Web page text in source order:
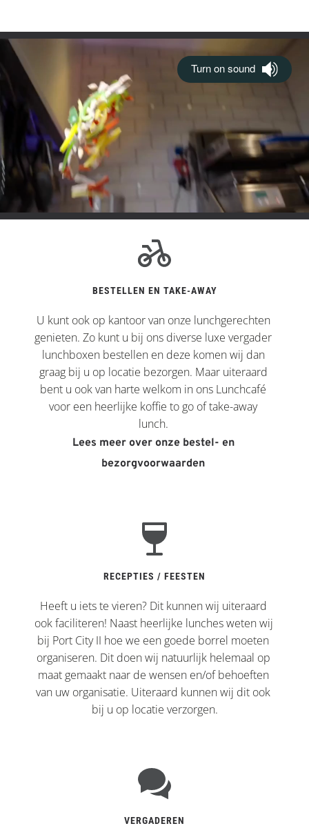
BESTELLEN EN TAKE-AWAY
U kunt ook op kantoor van onze lunchgerechten
genieten. Zo kunt u bij ons diverse luxe vergader
lunchboxen bestellen en deze komen wij dan
graag bij u op locatie bezorgen. Maar uiteraard
bent u ook van harte welkom in ons Lunchcafé
voor een heerlijke koffie to go of take-away
lunch.
Lees meer over onze bestel- en
bezorgvoorwaarden
RECEPTIES / FEESTEN
Heeft u iets te vieren? Dit kunnen wij uiteraard
ook faciliteren! Naast heerlijke lunches weten wij
bij Port City II hoe we een goede borrel moeten
organiseren. Dit doen wij natuurlijk helemaal op
maat gemaakt naar de wensen en/of behoeften
van uw organisatie. Uiteraard kunnen wij dit ook
bij u op locatie verzorgen.
VERGADEREN